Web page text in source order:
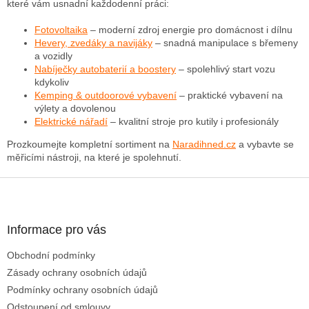
p
r
k
y
v
ý
p
s
u
které vám usnadní každodenní práci:
Fotovoltaika – moderní zdroj energie pro domácnost i dílnu
Hevery, zvedáky a navijáky – snadná manipulace s břemeny
a vozidly
Nabíječky autobaterií a boostery – spolehlivý start vozu
kdykoliv
Kemping & outdoorové vybavení – praktické vybavení na
výlety a dovolenou
Elektrické nářadí – kvalitní stroje pro kutily i profesionály
Prozkoumejte kompletní sortiment na Naradihned.cz a vybavte se
měřicími nástroji, na které je spolehnutí.
Informace pro vás
Obchodní podmínky
Zásady ochrany osobních údajů
Podmínky ochrany osobních údajů